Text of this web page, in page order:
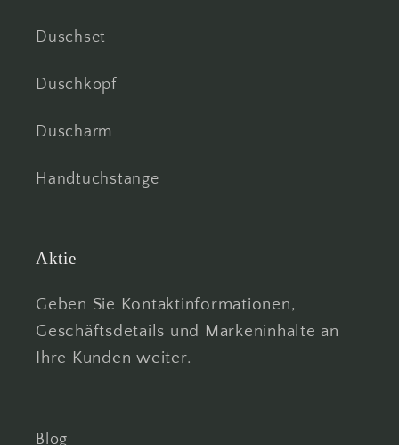
Duschset
Duschkopf
Duscharm
Handtuchstange
Aktie
Geben Sie Kontaktinformationen,
Geschäftsdetails und Markeninhalte an
Ihre Kunden weiter.
Blog